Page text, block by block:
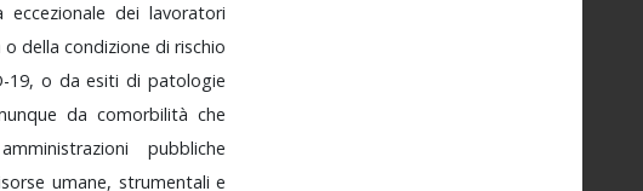
eccezionale deilavoratori
o della condizione dirischio
19, o daesitidipatologie
dacomorbilitàche
amministrazionipubbliche
umane, strumentalie